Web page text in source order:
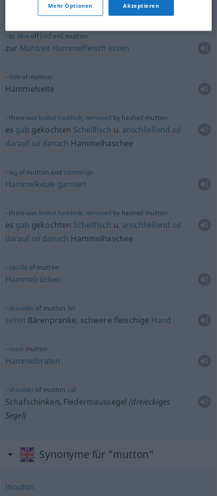
Hammelkeule
to dine off (od on) mutton
zur Mahlzeit Hammelfleisch essen
sideof mutton
Hammelseite
therewas boiled haddock, removed by hashed mutton
es gab gekochten Schellfisch u. anschließend od
darauf od danach Hammelhaschee
leg of mutton and trimmings
Hammelkeule garniert
therewas boiled haddock, removed by hashed mutton
es gab gekochten Schellfisch u. anschließend od
darauf od danach Hammelhaschee
saddleof mutton
Hammelrücken
shoulder of mutton fist
selten Bärenpranke, schwere fleischige Hand
roast mutton
Hammelbraten
shoulder of mutton sail
Schafschinken, Fledermaussegel (dreieckiges
Segel)
Synonyme für "mutton"
mouton
Mehr Optionen Akzeptieren